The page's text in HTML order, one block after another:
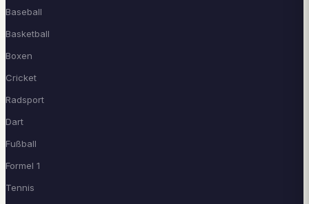
Baseball
Basketball
Boxen
Cricket
Radsport
Dart
Fußball
Formel 1
Tennis